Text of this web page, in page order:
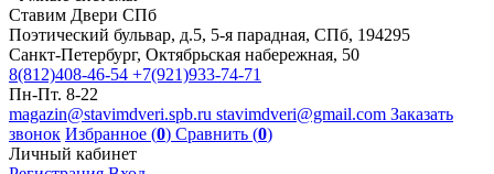
Ставим Двери СПб
Поэтический бульвар, д.5, 5-я парадная, СПб, 194295
Санкт-Петербург, Октябрьская набережная, 50
8(812)408-46-54 +7(921)933-74-71
Пн-Пт. 8-22
magazin@stavimdveri.spb.ru stavimdveri@gmail.com Заказать
звонок Избранное (0) Сравнить (0)
Личный кабинет